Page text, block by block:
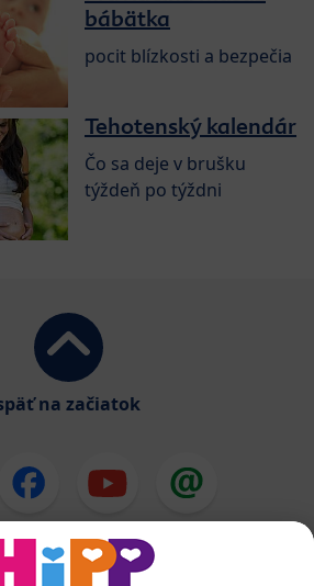
bábätka
pocit blízkosti a bezpečia
Tehotenský kalendár
Čo sa deje v brušku
týždeň po týždni
na začiatok
HiPP Príkrmy